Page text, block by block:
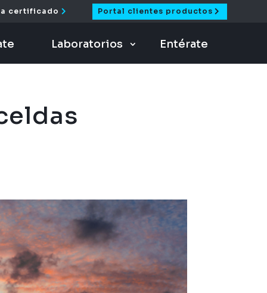
certificado Portal clientes productos
Laboratorios Entérate